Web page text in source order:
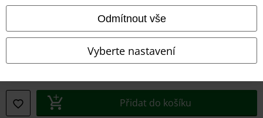
Odmítnout vše
Vyberte nastavení
Přidat do košíku
Naše online obchody
EMP International
EMP France